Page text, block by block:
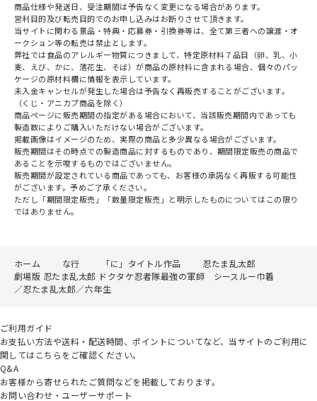
商品仕様や発送日、受注期間は予告なく変更になる場合があります。
営利目的及び転売目的でのお申し込みはお断りさせて頂きます。
当サイトに関わる景品・特典・応募券・引換券等は、全て第三者への譲渡・オ
ークション等の転売は禁止とします。
弊社では食品のアレルギー物質につきまして、特定原材料７品目（卵、乳、小
麦、えび、かに、落花生、そば）が商品の原材料に含まれる場合、個々のパッ
ケージの原材料欄に情報を表示しています。
未入金キャンセルが発生した場合は予告なく再販売することがございます。
（くじ・アニカプ商品を除く）
商品ページに販売期間の指定がある場合において、当該販売期間内であっても
製造数によりご購入いただけない場合がございます。
掲載画像はイメージのため、実際の商品と多少異なる場合がございます。
販売期間はその時点での製造商品に対するものであり、期間限定販売の商品で
あることを示唆するものではございません。
販売期間が設定されている商品であっても、お客様の承諾なく再販する可能性
がございます。予めご了承ください。
ただし「期間限定販売」「数量限定販売」と明示したものについてはこの限り
ではありません。
ホーム な行 「に」タイトル作品
忍たま乱太郎
劇場版 忍たま乱太郎 ドクタケ忍者隊最強の軍師 シースルー巾着
／忍たま乱太郎／六年生
ご利用ガイド
お支払い方法や送料・配送時間、ポイントについてなど、当サイトのご利用に
関してはこちらをご確認ください。
Q&A
お客様から寄せられたご質問などを掲載しております。
お問い合わせ・ユーザーサポート